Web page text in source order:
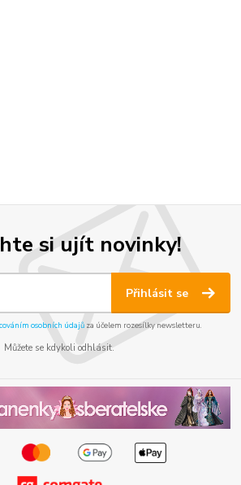
si ujít novinky!
Přihlásit se
osobních údajůza účelem rozesílky newsletteru.
Můžete se kdykoli odhlásit.